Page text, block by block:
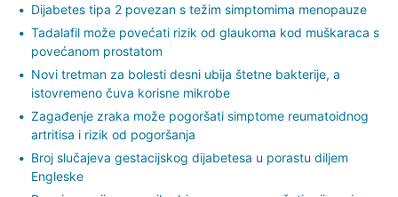
Dijabetes tipa 2 povezan s težim simptomima menopauze
Tadalafil može povećati rizik od glaukoma kod muškaraca s
povećanom prostatom
Novi tretman za bolesti desni ubija štetne bakterije, a
istovremeno čuva korisne mikrobe
Zagađenje zraka može pogoršati simptome reumatoidnog
artritisa i rizik od pogoršanja
Broj slučajeva gestacijskog dijabetesa u porastu diljem
Engleske